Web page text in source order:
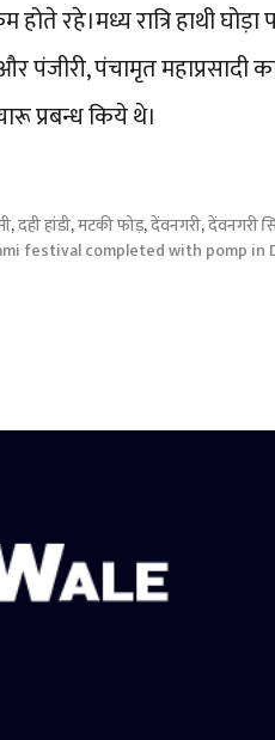
होते रहे।मध्य रात्रि हाथी
पंजीरी, पंचामृत
प्रबन्ध किये थे।
,दही हांडी,मटकी फोड़,देंवनगरी,देंवनगरी
festival completed with pomp in